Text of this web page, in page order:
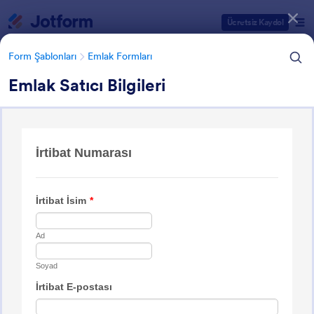
Ücretsiz Kaydol
Form Şablonları Emlak Formları
Emlak Satıcı Bilgileri
Form Şablonları Emlak Formları
Emlak Formları
180 Şablon
Form Şablonu Kategorileri